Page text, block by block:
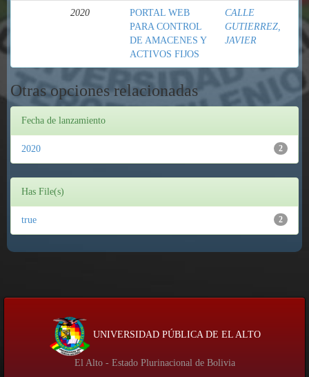
2020
PORTAL WEB
PARA CONTROL
DE AMACENES Y
ACTIVOS FIJOS
CALLE
GUTIERREZ,
JAVIER
Otras opciones relacionadas
Fecha de lanzamiento
2
2020
Has File(s)
2
true
UNIVERSIDAD PÚBLICA DE EL ALTO
El Alto - Estado Plurinacional de Bolivia